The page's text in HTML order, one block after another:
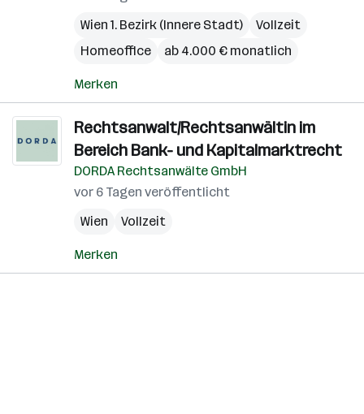
Wien 1. Bezirk (Innere Stadt)
Vollzeit
Homeoffice
ab 4.000 € monatlich
Merken
Rechtsanwalt/Rechtsanwältin im
Bereich Bank- und Kapitalmarktrecht
DORDA Rechtsanwälte GmbH
vor 6 Tagen veröffentlicht
Wien
Vollzeit
Merken